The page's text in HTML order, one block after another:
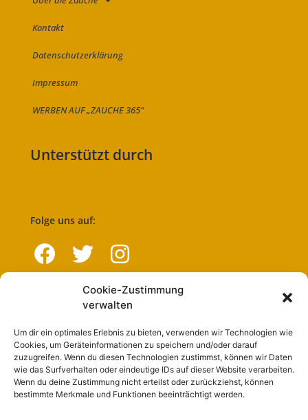
Cookie-Zustimmung
verwalten
Um dir ein optimales Erlebnis zu bieten, verwenden wir Technologien wie
Cookies, um Geräteinformationen zu speichern und/oder darauf
zuzugreifen. Wenn du diesen Technologien zustimmst, können wir Daten
wie das Surfverhalten oder eindeutige IDs auf dieser Website verarbeiten.
Wenn du deine Zustimmung nicht erteilst oder zurückziehst, können
bestimmte Merkmale und Funktionen beeinträchtigt werden.
Kontakt
Datenschutzerklärung
Impressum
WERBEN AUF „ZAUCHE 365“
Unterstützt durch
Folge uns auf:
Navigation
Start
Nutzungsbedingungen
Abo